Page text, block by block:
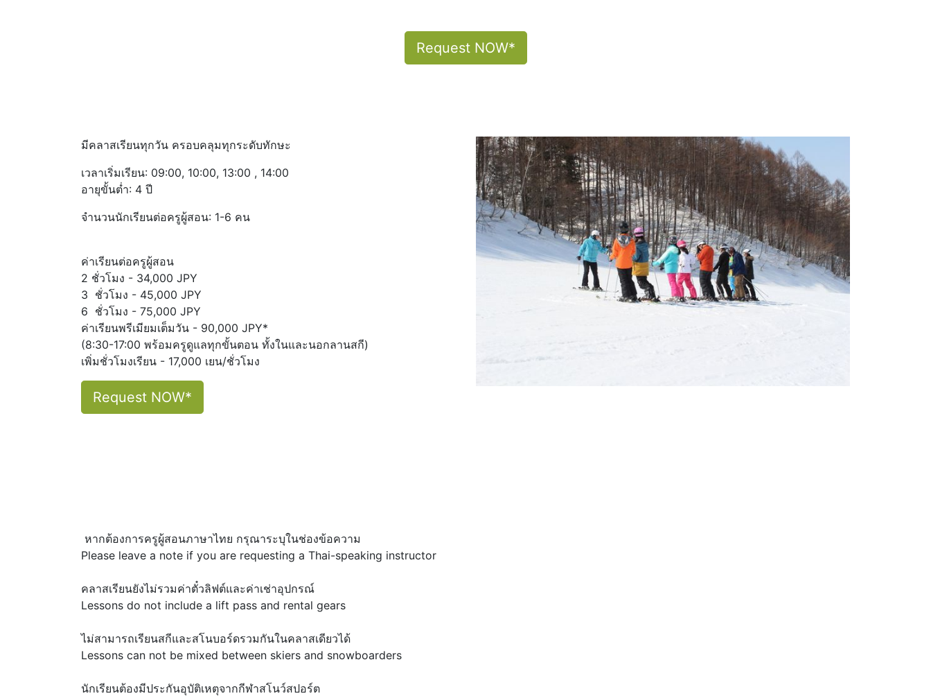
Request NOW*
มีคลาสเรียนทุกวัน ครอบคลุมทุกระดับทักษะ
เวลาเริ่มเรียน: 09:00, 10:00, 13:00 , 14:00
อายุขั้นต่ำ: 4 ปี
จำนวนนักเรียนต่อครูผู้สอน: 1-6 คน
ค่าเรียนต่อครูผู้สอน
2 ชั่วโมง - 34,000 JPY
3 ชั่วโมง - 45,000 JPY
6 ชั่วโมง - 75,000 JPY
ค่าเรียนพรีเมียมเต็มวัน - 90,000 JPY*
(8:30-17:00 พร้อมครูดูแลทุกขั้นตอน ทั้งในและนอกลานสกี)
เพิ่มชั่วโมงเรียน - 17,000 เยน/ชั่วโมง
Request NOW*
หากต้องการครูผู้สอนภาษาไทย กรุณาระบุในช่องข้อความ
Please leave a note if you are requesting a Thai-speaking instructor
คลาสเรียนยังไม่รวมค่าตั๋วลิฟต์และค่าเช่าอุปกรณ์
Lessons do not include a lift pass and rental gears
ไม่สามารถเรียนสกีและสโนบอร์ดรวมกันในคลาสเดียวได้
Lessons can not be mixed between skiers and snowboarders
นักเรียนต้องมีประกันอุบัติเหตุจากกีฬาสโนว์สปอร์ต